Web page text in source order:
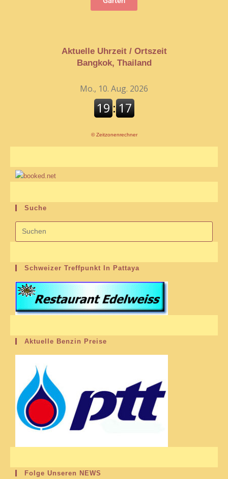
Aktuelle Uhrzeit / Ortszeit
Bangkok, Thailand
©Zeitzonenrechner
Suche
Schweizer Treffpunkt In Pattaya
Aktuelle Benzin Preise
Folge Unseren NEWS